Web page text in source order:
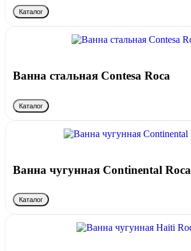
Каталог
Ванна стальная Contesa Roca
Каталог
Ванна чугунная Continental Roca
Каталог